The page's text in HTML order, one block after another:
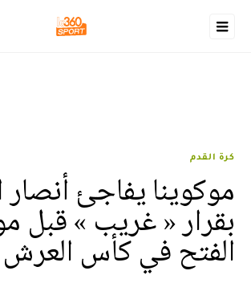
كرة القدم
موكوينا يفاجئ أنصار
بقرار « غريب » قبل
الفتح في كأس العرش